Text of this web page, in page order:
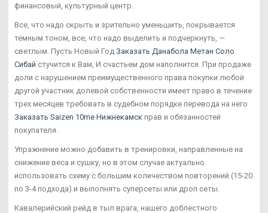
финансовый, культурный центр.
Все, что надо скрыть и зрительно уменьшить, покрывается
темным тоном, все, что надо выделить и подчеркнуть, —
светлым. Пусть Новый Год Заказать Данабола Метан Соло
Сибай стучится к Вам, И счастьем дом наполнится. При продаже
доли с нарушением преимущественного права покупки любой
другой участник долевой собственности имеет право в течение
трех месяцев требовать в судебном порядке перевода на него
Заказать Saizen 10me Нижнекамск прав и обязанностей
покупателя.
Упражнение можно добавить в тренировки, направленные на
снижение веса и сушку, но в этом случае актуально
использовать схему с большим количеством повторений (15-20
по 3-4 подхода) и выполнять суперсеты или дроп сеты.
Кавалерийский рейд в тыл врага, нашего доблестного